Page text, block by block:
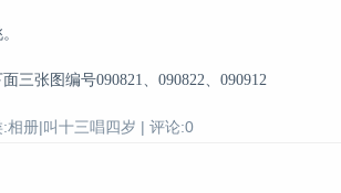
三张图编号090821、090822、090912
相册|叫十三唱四岁 | 评论:0